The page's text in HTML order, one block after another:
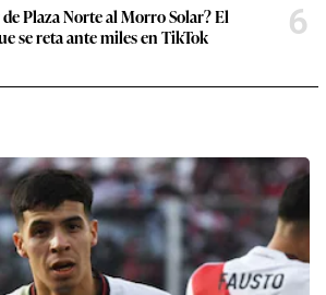
Plaza Norte al Morro Solar? El
se reta ante miles en TikTok
6